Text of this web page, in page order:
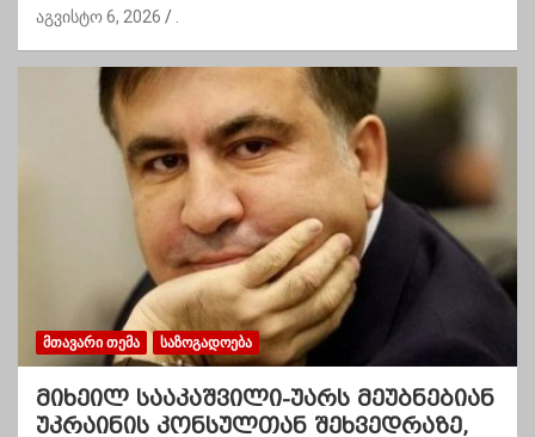
აგვისტო 6, 2026
ᲛᲗᲐᲕᲐᲠᲘ ᲗᲔᲛᲐ ᲡᲐᲖᲝᲒᲐᲓᲝᲔᲑᲐ
მიხეილ სააკაშვილი-უარს მეუბნებიან
უკრაინის კონსულთან შეხვედრაზე,